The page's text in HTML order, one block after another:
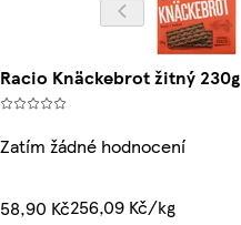
Racio Knäckebrot žitný 230g
Zatím žádné hodnocení
58,90 Kč256,09 Kč/kg